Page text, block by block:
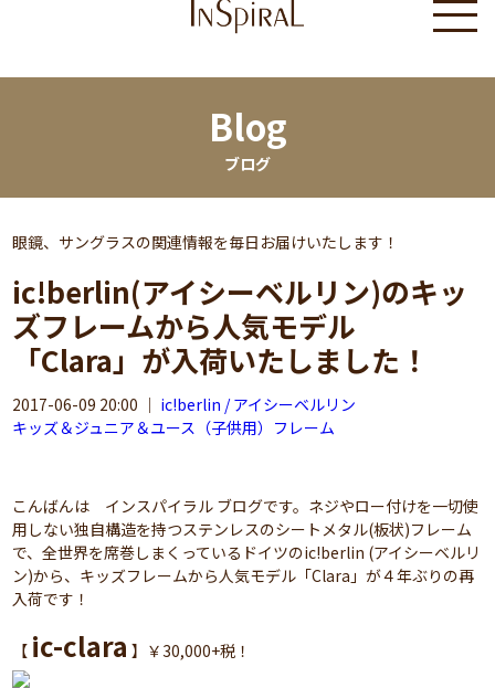
Blog
ブログ
眼鏡、サングラスの関連情報を毎日お届けいたします！
ic!berlin(アイシーベルリン)のキッ
ズフレームから人気モデル
「Clara」が入荷いたしました！
2017-06-09 20:00 ｜ ic!berlin / アイシーベルリン
キッズ＆ジュニア＆ユース（子供用）フレーム
こんばんは インスパイラル ブログです。ネジやロー付けを一切使
用しない独自構造を持つステンレスのシートメタル(板状)フレーム
で、全世界を席巻しまくっているドイツのic!berlin (アイシーベルリ
ン)から、キッズフレームから人気モデル「Clara」が４年ぶりの再
入荷です！
【 ic-clara 】￥30,000+税！